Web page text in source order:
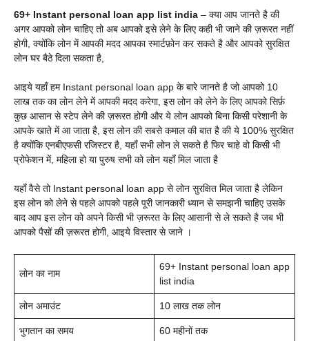
69+ Instant personal loan app list india – क्या आप जानते है की
अगर आपको लोन चाहिए तो अब आपको इसे लेने के लिए कही भी जाने की ज़रूरत नहीं
होगी, क्योंकि लोन में आपकी मदद आपका स्मार्टफ़ोन कर सकते है और आपको सुरक्षित
लोन घर बैठे दिला सकता है,
आइये यहाँ हम Instant personal loan app के बारे जानते है जो आपको 10
लाख तक का लोन लेने में आपकी मदद करेगा, इस लोन को लेने के लिए आपको सिर्फ़
कुछ आसान से स्टेप लेने की ज़रूरत होगी और ये लोन आपको बिना किसी परेशानी के
आपके खाते में आ जाता है, इस लोन की सबसे कमाल की बात है की ये 100% सुरक्षित
है क्योंकि एनबीएफसी रजिस्टर है, यहाँ सभी लोन ले सकते है फिर चाहे वो किसी भी
प्रोफेशन में, महिला हो या पुरुष सभी को लोन यहाँ मिल जाता है
यहाँ वैसे तो Instant personal loan app से लोन सुरक्षित मिल जाता है लेकिन
इस लोन को लेने से पहले आपको पहले पूरी जानकारी ध्यान से समझनी चाहिए उसके
बाद आप इस लोन को अपने किसी भी ज़रूरत के लिए आसानी से ले सकते है जब भी
आपको पैसों की ज़रूरत होगी, आइये विस्तार से जाने ।
लोन का नाम
69+ Instant personal loan app
list india
लोन अमाउंट 10 लाख तक लोन
भुगतान का समय 60 महीनों तक